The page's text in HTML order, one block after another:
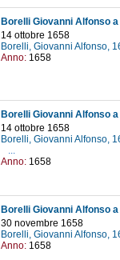
Borelli Giovanni Alfonso
14 ottobre 1658
Borelli, Giovanni Alfonso,
Anno: 1658
Borelli Giovanni Alfonso
14 ottobre 1658
Borelli, Giovanni Alfonso,
...
Anno: 1658
Borelli Giovanni Alfonso
30 novembre 1658
Borelli, Giovanni Alfonso,
Anno: 1658